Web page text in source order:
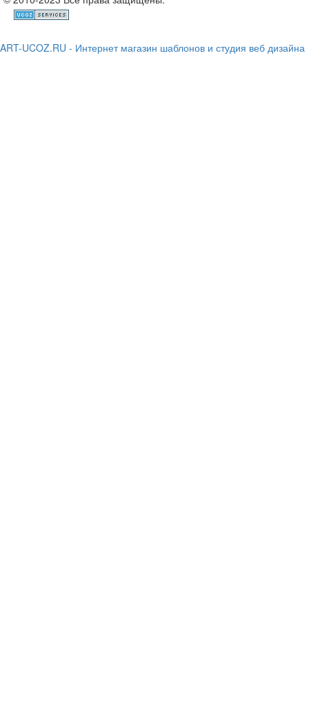
ART-UCOZ.RU - Интернет магазин шаблонов и студия веб дизайна